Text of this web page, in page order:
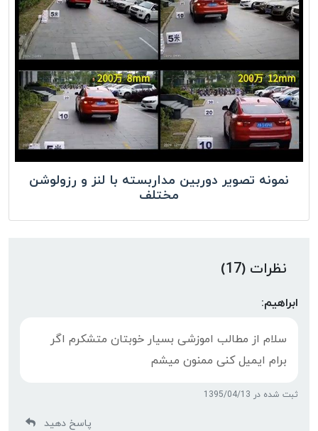
نمونه تصویر دوربین مداربسته با لنز و رزولوشن
مختلف
نظرات (17)
ابراهیم:
سلام از مطالب اموزشی بسیار خوبتان متشکرم اگر
برام ایمیل کنی ممنون میشم
ثبت شده در 1395/04/13
پاسخ دهید